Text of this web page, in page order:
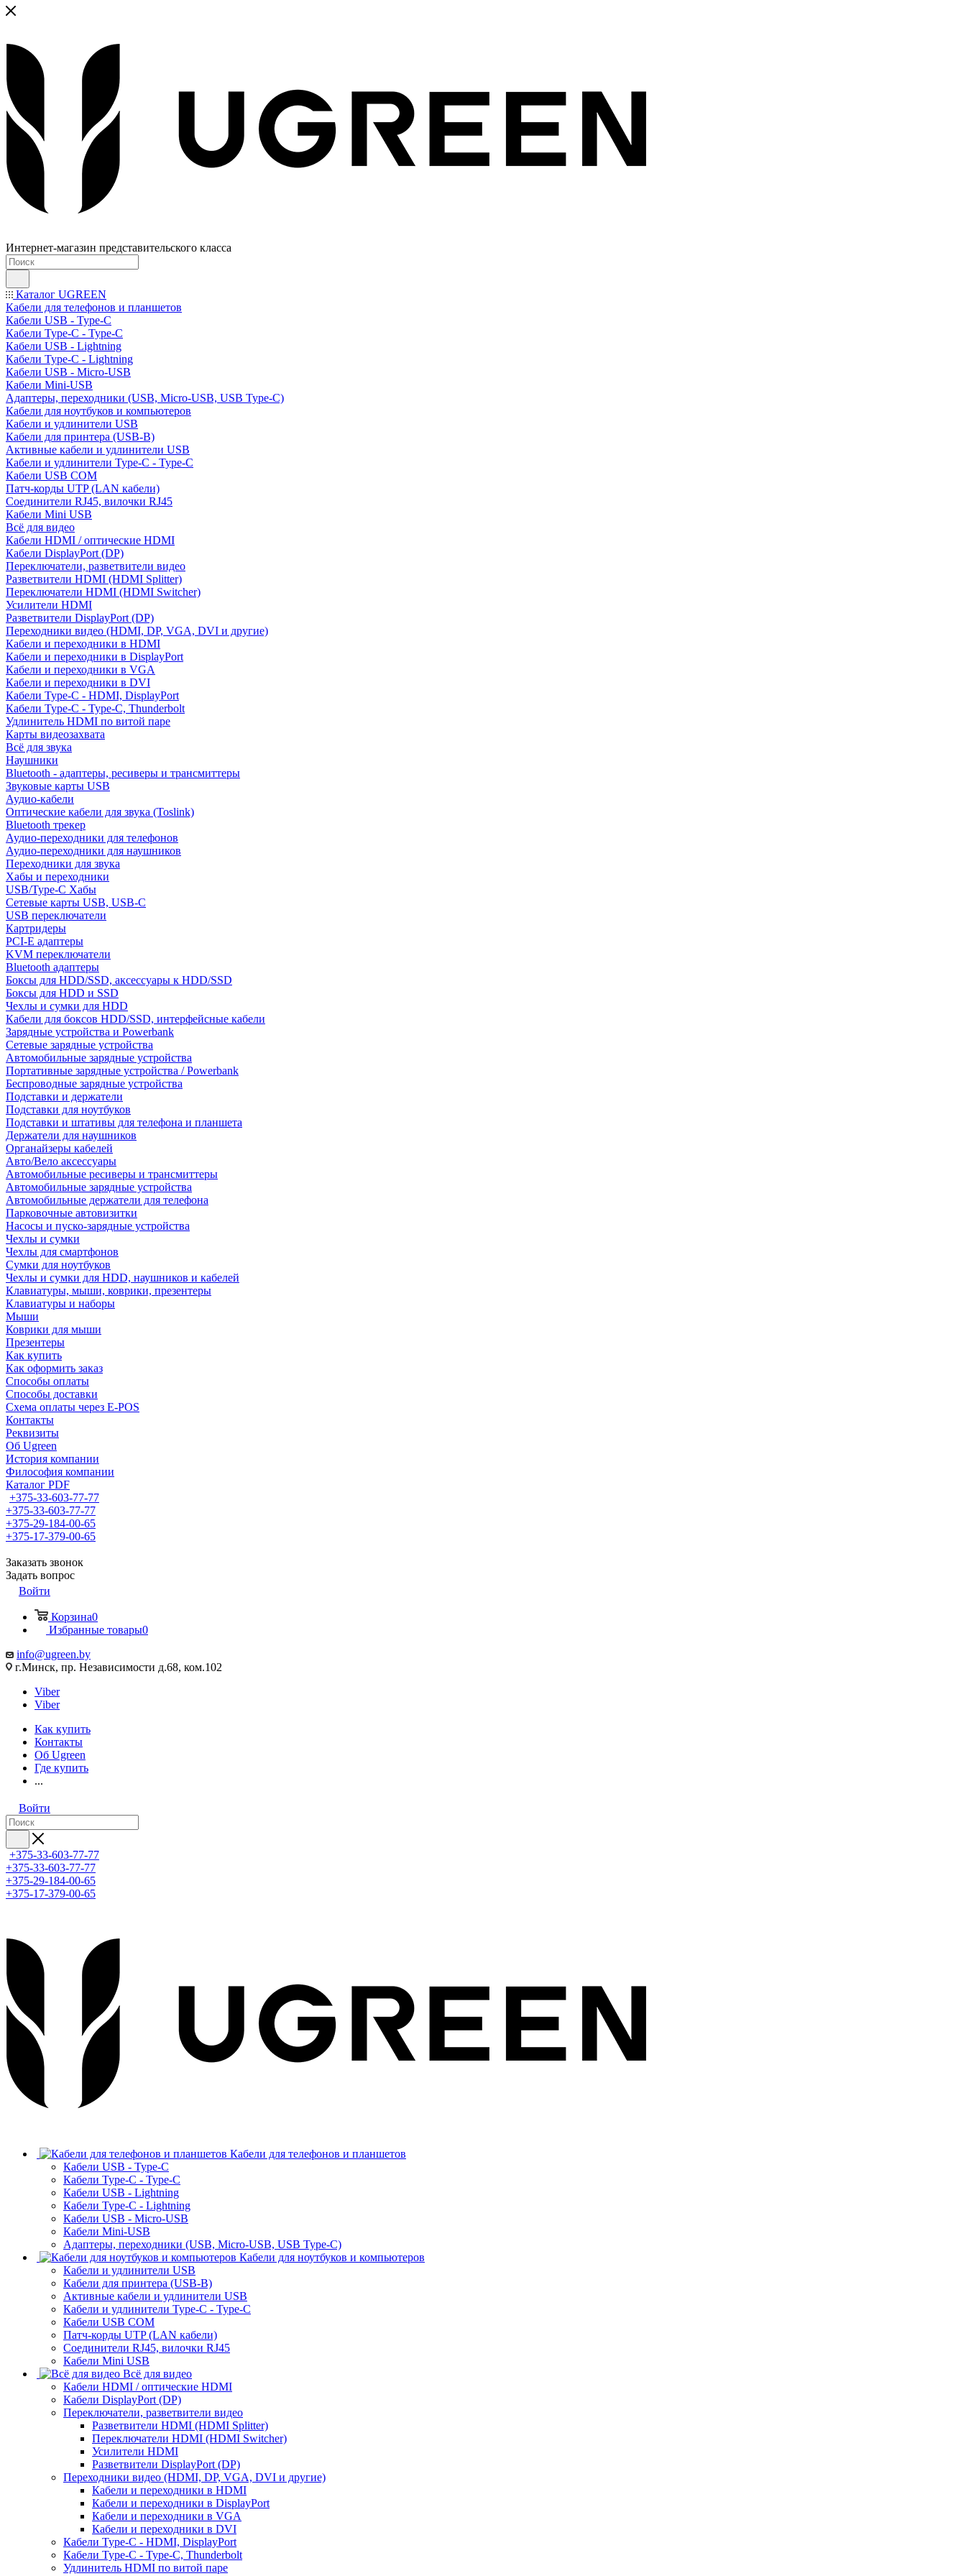
Интернет-магазин представительского класса
Каталог UGREEN
Кабели для телефонов и планшетов
Кабели USB - Type-C
Кабели Type-C - Type-C
Кабели USB - Lightning
Кабели Type-C - Lightning
Кабели USB - Micro-USB
Кабели Mini-USB
Адаптеры, переходники (USB, Micro-USB, USB Type-C)
Кабели для ноутбуков и компьютеров
Кабели и удлинители USB
Кабели для принтера (USB-B)
Активные кабели и удлинители USB
Кабели и удлинители Type-C - Type-C
Кабели USB COM
Патч-корды UTP (LAN кабели)
Соединители RJ45, вилочки RJ45
Кабели Mini USB
Всё для видео
Кабели HDMI / оптические HDMI
Кабели DisplayPort (DP)
Переключатели, разветвители видео
Разветвители HDMI (HDMI Splitter)
Переключатели HDMI (HDMI Switcher)
Усилители HDMI
Разветвители DisplayPort (DP)
Переходники видео (HDMI, DP, VGA, DVI и другие)
Кабели и переходники в HDMI
Кабели и переходники в DisplayPort
Кабели и переходники в VGA
Кабели и переходники в DVI
Кабели Type-C - HDMI, DisplayPort
Кабели Type-C - Type-C, Thunderbolt
Удлинитель HDMI по витой паре
Карты видеозахвата
Всё для звука
Наушники
Bluetooth - адаптеры, ресиверы и трансмиттеры
Звуковые карты USB
Аудио-кабели
Оптические кабели для звука (Toslink)
Bluetooth трекер
Аудио-переходники для телефонов
Аудио-переходники для наушников
Переходники для звука
Хабы и переходники
USB/Type-C Хабы
Сетевые карты USB, USB-C
USB переключатели
Картридеры
PCI-E адаптеры
KVM переключатели
Bluetooth адаптеры
Боксы для HDD/SSD, аксессуары к HDD/SSD
Боксы для HDD и SSD
Чехлы и сумки для HDD
Кабели для боксов HDD/SSD, интерфейсные кабели
Зарядные устройства и Powerbank
Сетевые зарядные устройства
Автомобильные зарядные устройства
Портативные зарядные устройства / Powerbank
Беспроводные зарядные устройства
Подставки и держатели
Подставки для ноутбуков
Подставки и штативы для телефона и планшета
Держатели для наушников
Органайзеры кабелей
Авто/Вело аксессуары
Автомобильные ресиверы и трансмиттеры
Автомобильные зарядные устройства
Автомобильные держатели для телефона
Парковочные автовизитки
Насосы и пуско-зарядные устройства
Чехлы и сумки
Чехлы для смартфонов
Сумки для ноутбуков
Чехлы и сумки для HDD, наушников и кабелей
Клавиатуры, мыши, коврики, презентеры
Клавиатуры и наборы
Мыши
Коврики для мыши
Презентеры
Как купить
Как оформить заказ
Способы оплаты
Способы доставки
Схема оплаты через E-POS
Контакты
Реквизиты
Об Ugreen
История компании
Философия компании
Каталог PDF
+375-33-603-77-77
+375-33-603-77-77
+375-29-184-00-65
+375-17-379-00-65
Заказать звонок
Задать вопрос
Войти
Корзина0
Избранные товары0
info@ugreen.by
г.Минск, пр. Независимости д.68, ком.102
Viber
Viber
Как купить
Контакты
Об Ugreen
Где купить
...
Войти
+375-33-603-77-77
+375-33-603-77-77
+375-29-184-00-65
+375-17-379-00-65
Кабели для телефонов и планшетов
Кабели USB - Type-C
Кабели Type-C - Type-C
Кабели USB - Lightning
Кабели Type-C - Lightning
Кабели USB - Micro-USB
Кабели Mini-USB
Адаптеры, переходники (USB, Micro-USB, USB Type-C)
Кабели для ноутбуков и компьютеров
Кабели и удлинители USB
Кабели для принтера (USB-B)
Активные кабели и удлинители USB
Кабели и удлинители Type-C - Type-C
Кабели USB COM
Патч-корды UTP (LAN кабели)
Соединители RJ45, вилочки RJ45
Кабели Mini USB
Всё для видео
Кабели HDMI / оптические HDMI
Кабели DisplayPort (DP)
Переключатели, разветвители видео
Разветвители HDMI (HDMI Splitter)
Переключатели HDMI (HDMI Switcher)
Усилители HDMI
Разветвители DisplayPort (DP)
Переходники видео (HDMI, DP, VGA, DVI и другие)
Кабели и переходники в HDMI
Кабели и переходники в DisplayPort
Кабели и переходники в VGA
Кабели и переходники в DVI
Кабели Type-C - HDMI, DisplayPort
Кабели Type-C - Type-C, Thunderbolt
Удлинитель HDMI по витой паре